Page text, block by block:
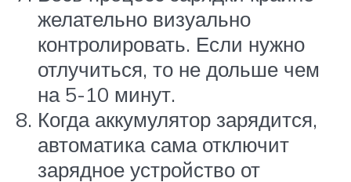
желательно визуально
контролировать. Если нужно
отлучиться, то не дольше чем
на 5-10 минут.
Когда аккумулятор зарядится,
автоматика сама отключит
зарядное устройство от